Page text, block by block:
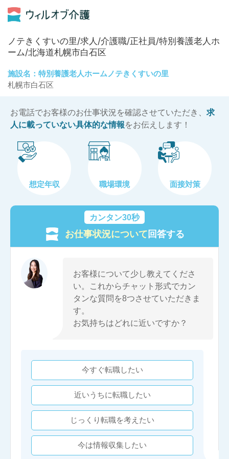
ノテきくすいの里/求人/介護職/正社員/特別養護老人ホ
ーム/北海道札幌市白石区
施設名：特別養護老人ホームノテきくすいの里
札幌市白石区
お電話でお客様のお仕事状況を確認させていただき、 求
人に載っていない具体的な情報をお伝えします！
想定年収 職場環境 面接対策
カンタン30秒
お仕事状況について回答する
お客様について少し教えてくださ
い。これからチャット形式でカン
タンな質問を8つさせていただきま
す。
お気持ちはどれに近いですか？
今すぐ転職したい
近いうちに転職したい
じっくり転職を考えたい
今は情報収集したい